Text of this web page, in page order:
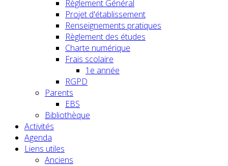
Règlement Général
Projet d'établissement
Renseignements pratiques
Règlement des études
Charte numérique
Frais scolaire
1e année
RGPD
Parents
EBS
Bibliothèque
Activités
Agenda
Liens utiles
Anciens